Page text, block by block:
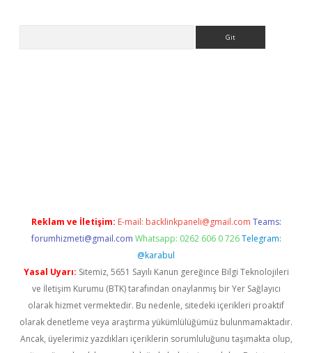
Reklam ve İletişim: E-mail: backlinkpaneli@gmail.com Teams:
forumhizmeti@gmail.com Whatsapp: 0262 606 0 726 Telegram:
@karabul
Yasal Uyarı: Sitemiz, 5651 Sayılı Kanun gereğince Bilgi Teknolojileri
ve İletişim Kurumu (BTK) tarafından onaylanmış bir Yer Sağlayıcı
olarak hizmet vermektedir. Bu nedenle, sitedeki içerikleri proaktif
olarak denetleme veya araştırma yükümlülüğümüz bulunmamaktadır.
Ancak, üyelerimiz yazdıkları içeriklerin sorumluluğunu taşımakta olup,